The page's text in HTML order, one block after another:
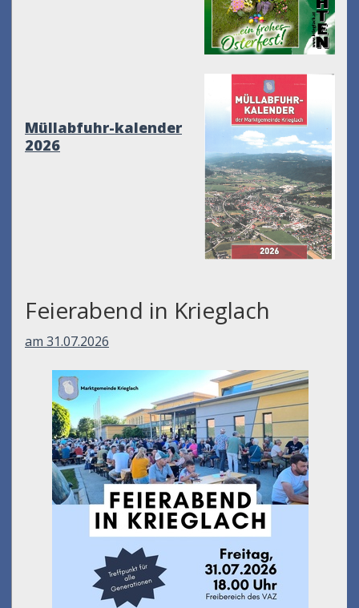
Müllabfuhr-kalender
2026
Feierabend in Krieglach
am 31.07.2026